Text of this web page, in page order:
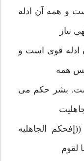
و همه آن ادله
نياز
ادله قوى است و
همه
است. بشر حكم مى
الجاهليه
لقوم